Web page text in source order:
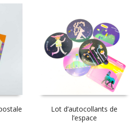
Lot d’autocollants de
l’espace